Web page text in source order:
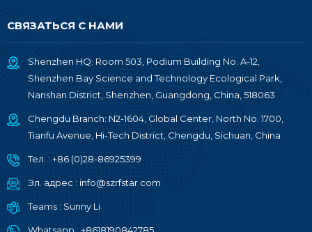
СВЯЗАТЬСЯ С НАМИ
Shenzhen HQ: Room 503, Podium Building No. A-12,
Shenzhen Bay Science and Technology Ecological Park,
Nanshan District, Shenzhen, Guangdong, China, 518063
Chengdu Branch: N2-1604, Global Center, North No. 1700,
Tianfu Avenue, Hi-Tech District, Chengdu, Sichuan, China
Тел. : +86 (0)28-86925399
Эл. адрес : info@szrfstar.com
Teams : Sunny Li
Whatsapp : +8618190842785